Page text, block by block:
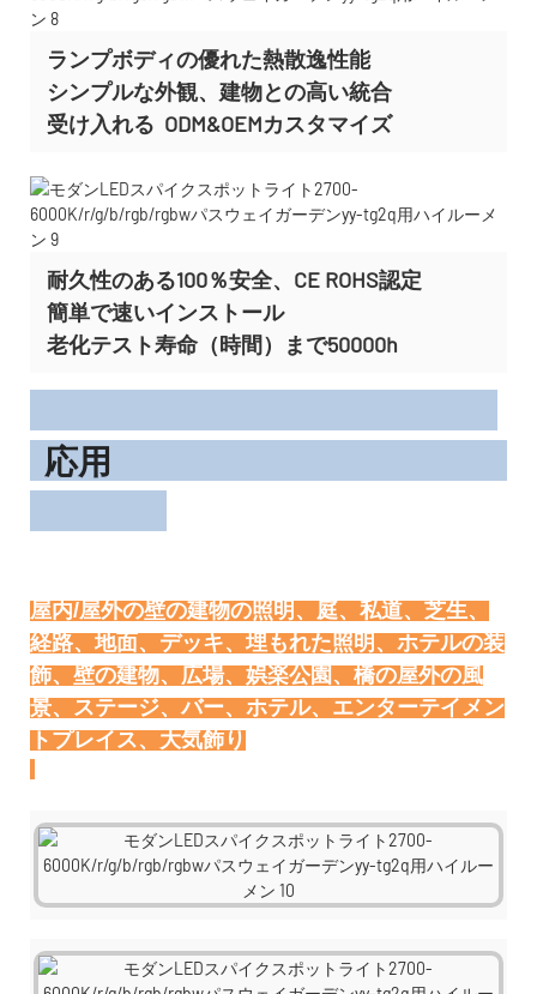
ランプボディの優れた熱散逸性能
シンプルな外観、建物との高い統合
受け入れる ODM&OEMカスタマイズ
耐久性のある100％安全、CE ROHS認定
簡単で速いインストール
老化テスト寿命（時間）まで50000h
応用
屋内/屋外の壁の建物の照明、庭、私道、芝生、
経路、地面、デッキ、埋もれた照明、ホテルの装
飾、壁の建物、広場、娯楽公園、橋の屋外の風
景、ステージ、バー、ホテル、エンターテイメン